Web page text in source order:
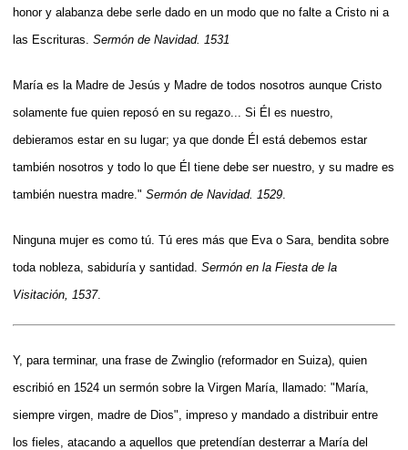
honor y alabanza debe serle dado en un modo que no falte a Cristo ni a
las Escrituras. Sermón de Navidad. 1531
María es la Madre de Jesús y Madre de todos nosotros aunque Cristo
solamente fue quien reposó en su regazo... Si Él es nuestro,
debieramos estar en su lugar; ya que donde Él está debemos estar
también nosotros y todo lo que Él tiene debe ser nuestro, y su madre es
también nuestra madre." Sermón de Navidad. 1529
Ninguna mujer es como tú. Tú eres más que Eva o Sara, bendita sobre
toda nobleza, sabiduría y santidad. Sermón en la Fiesta de la
Visitación, 1537.
Y, para terminar, una frase de Zwinglio (reformador en Suiza), quien
escribió en 1524 un sermón sobre la Virgen María, llamado: "María,
siempre virgen, madre de Dios", impreso y mandado a distribuir entre
los fieles, atacando a aquellos que pretendían desterrar a María del